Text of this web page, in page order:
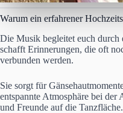
Warum ein erfahrener
Die Musik begleitet euch durch
schafft Erinnerungen, die oft
verbunden werden.
Sie sorgt für
entspannte Atmosphäre bei
und Freunde auf die Tanzfläche.